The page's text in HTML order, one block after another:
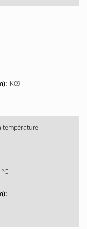
IK09
température